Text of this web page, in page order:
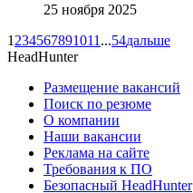
25 ноября 2025
1 234567891011 ...54дальше
HeadHunter
Размещение вакансий
Поиск по резюме
О компании
Наши вакансии
Реклама на сайте
Требования к ПО
Безопасный HeadHunter